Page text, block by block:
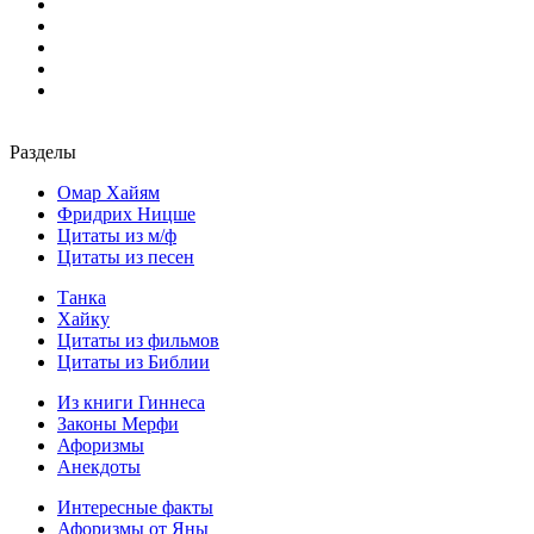
Разделы
Омар Хайям
Фридрих Ницше
Цитаты из м/ф
Цитаты из песен
Танка
Хайку
Цитаты из фильмов
Цитаты из Библии
Из книги Гиннеса
Законы Мерфи
Афоризмы
Анекдоты
Интересные факты
Афоризмы от Яны